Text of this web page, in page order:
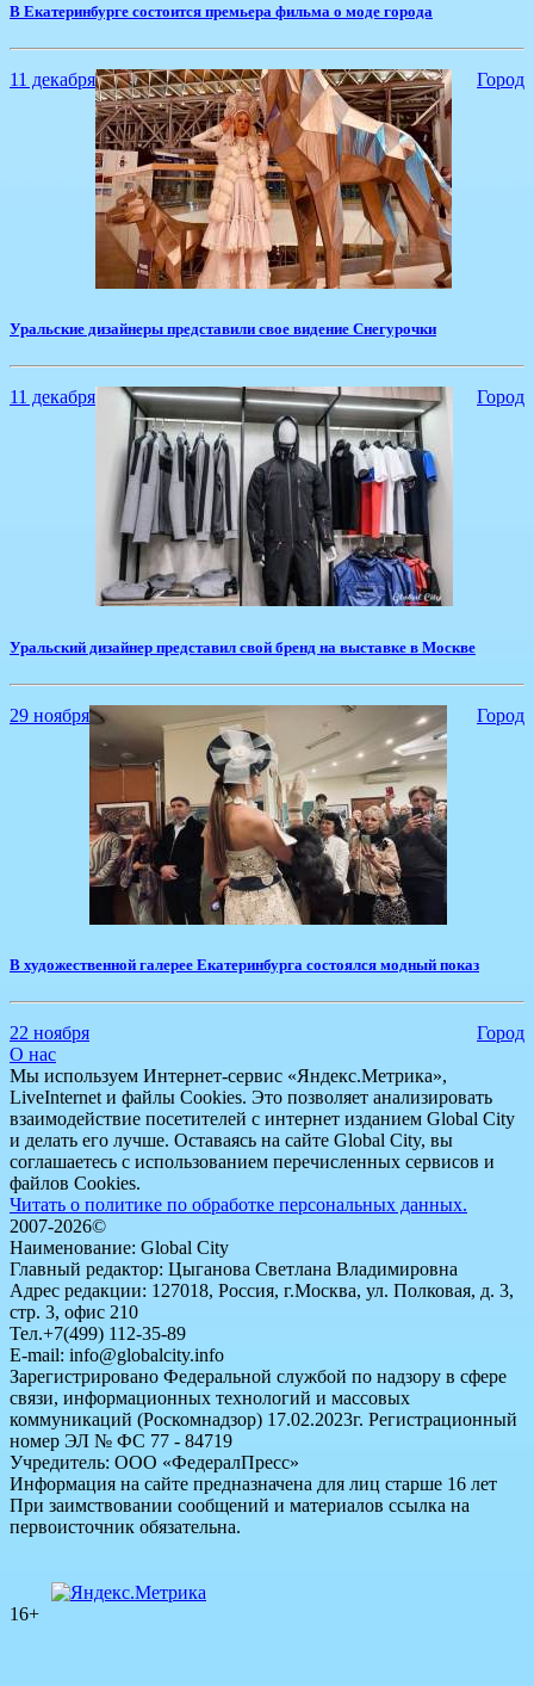
В Екатеринбурге состоится премьера фильма о моде города
11 декабря Город
Уральские дизайнеры представили свое видение Снегурочки
11 декабря Город
​Уральский дизайнер представил свой бренд на выставке в Москве
29 ноября Город
​В художественной галерее Екатеринбурга состоялся модный показ
22 ноября
Город
О нас
Мы используем Интернет-сервис «Яндекс.Метрика»,
LiveInternet и файлы Cookies. Это позволяет анализировать
взаимодействие посетителей с интернет изданием Global City
и делать его лучше. Оставаясь на сайте Global City, вы
соглашаетесь с использованием перечисленных сервисов и
файлов Cookies.
Читать о политике по обработке персональных данных.
2007-2026©
Наименование: Global City
Главный редактор: Цыганова Светлана Владимировна
Адрес редакции: 127018, Россия, г.Москва, ул. Полковая, д. 3,
стр. 3, офис 210
Тел.+7(499) 112-35-89
E-mail: info@globalcity.info
Зарегистрировано Федеральной службой по надзору в сфере
связи, информационных технологий и массовых
коммуникаций (Роскомнадзор) 17.02.2023г. Регистрационный
номер ЭЛ № ФС 77 - 84719
Учредитель: ООО «ФедералПресс»
Информация на сайте предназначена для лиц старше 16 лет
При заимствовании сообщений и материалов ссылка на
первоисточник обязательна.
16+